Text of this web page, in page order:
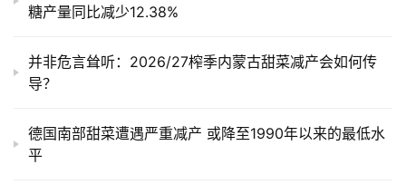
糖产量同比减少12.38%
并非危言耸听：2026/27榨季内蒙古甜菜减产会如何传
导？
德国南部甜菜遭遇严重减产 或降至1990年以来的最低水
平